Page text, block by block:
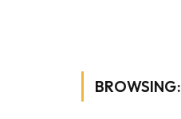
BROWSING: